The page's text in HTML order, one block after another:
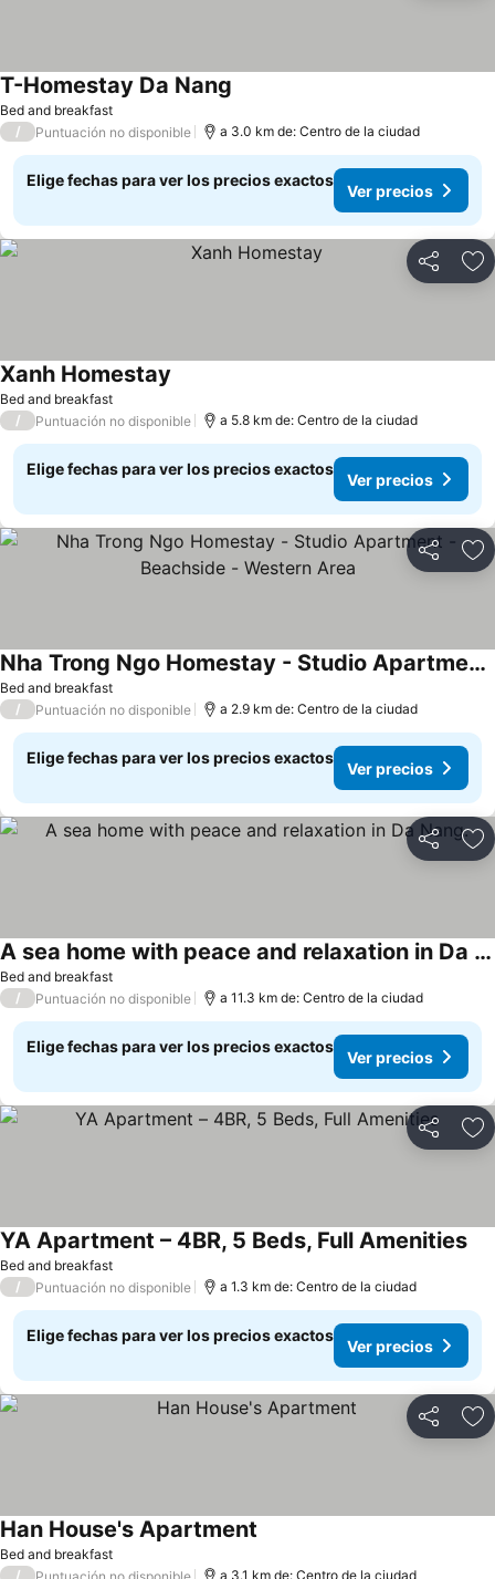
Bed and breakfast
T-Homestay Da Nang
/ Puntuación no disponible a 3.0 km de: Centro de la ciudad
Elige fechas para ver los precios exactos
Ver precios
Compartir
Bed and breakfast
Xanh Homestay
/ Puntuación no disponible a 5.8 km de: Centro de la ciudad
Elige fechas para ver los precios exactos
Ver precios
Compartir
Bed and breakfast
Nha Trong Ngo Homestay - Studio Apartment - Beachside - Western Area
Ver precios
/ Puntuación no disponible a 2.9 km de: Centro de la ciudad
Elige fechas para ver los precios exactos
Ver precios
Compartir
Bed and breakfast
A sea home with peace and relaxation in Da Nang.
Ver precios
/ Puntuación no disponible a 11.3 km de: Centro de la ciudad
Elige fechas para ver los precios exactos
Ver precios
Compartir
Bed and breakfast
YA Apartment – 4BR, 5 Beds, Full Amenities
/ Puntuación no disponible a 1.3 km de: Centro de la ciudad
Elige fechas para ver los precios exactos
Ver precios
Compartir
Bed and breakfast
Han House's Apartment
/ Puntuación no disponible a 3.1 km de: Centro de la ciudad